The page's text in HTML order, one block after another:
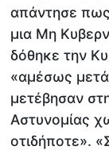
απάντησε
μια Μη
δόθηκε την
«αμέσως
μετέβησαν
Αστυνομίας
οτιδήποτε».